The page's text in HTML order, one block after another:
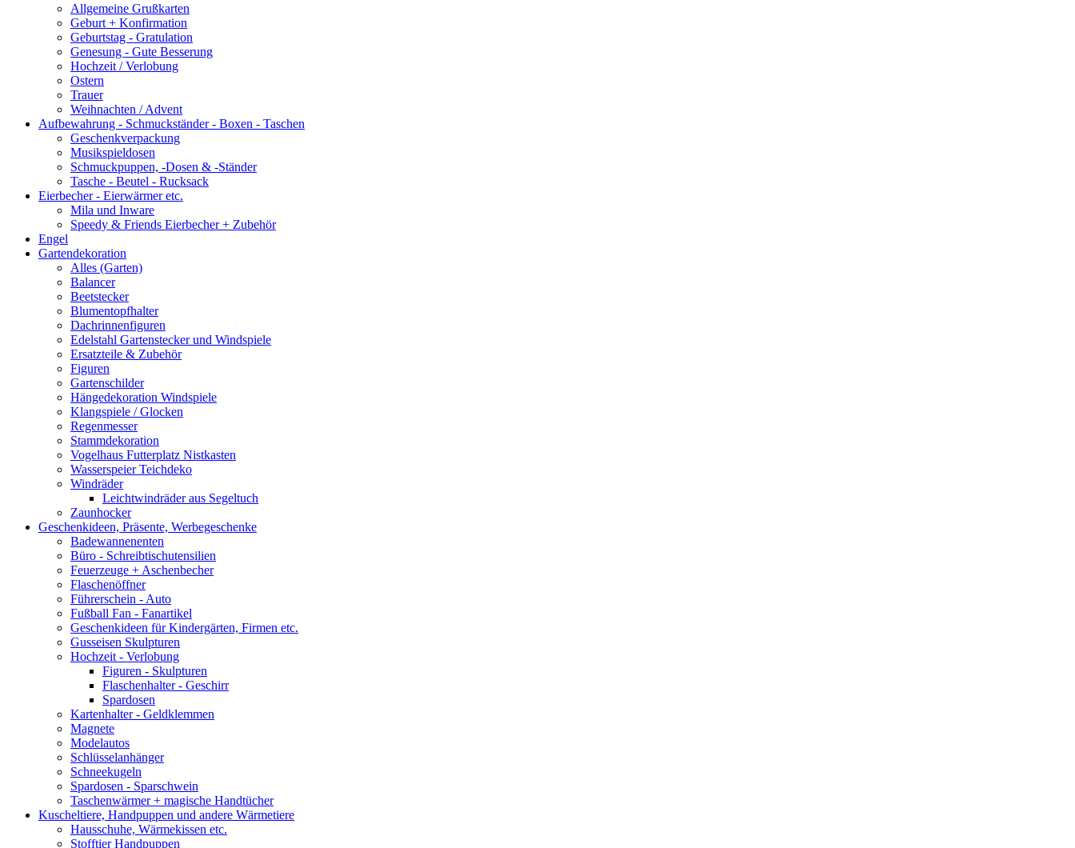
Allgemeine Grußkarten
Geburt + Konfirmation
Geburtstag - Gratulation
Genesung - Gute Besserung
Hochzeit / Verlobung
Ostern
Trauer
Weihnachten / Advent
Aufbewahrung - Schmuckständer - Boxen - Taschen
Geschenkverpackung
Musikspieldosen
Schmuckpuppen, -Dosen & -Ständer
Tasche - Beutel - Rucksack
Eierbecher - Eierwärmer etc.
Mila und Inware
Speedy & Friends Eierbecher + Zubehör
Engel
Gartendekoration
Alles (Garten)
Balancer
Beetstecker
Blumentopfhalter
Dachrinnenfiguren
Edelstahl Gartenstecker und Windspiele
Ersatzteile & Zubehör
Figuren
Gartenschilder
Hängedekoration Windspiele
Klangspiele / Glocken
Regenmesser
Stammdekoration
Vogelhaus Futterplatz Nistkasten
Wasserspeier Teichdeko
Windräder
Leichtwindräder aus Segeltuch
Zaunhocker
Geschenkideen, Präsente, Werbegeschenke
Badewannenenten
Büro - Schreibtischutensilien
Feuerzeuge + Aschenbecher
Flaschenöffner
Führerschein - Auto
Fußball Fan - Fanartikel
Geschenkideen für Kindergärten, Firmen etc.
Gusseisen Skulpturen
Hochzeit - Verlobung
Figuren - Skulpturen
Flaschenhalter - Geschirr
Spardosen
Kartenhalter - Geldklemmen
Magnete
Modelautos
Schlüsselanhänger
Schneekugeln
Spardosen - Sparschwein
Taschenwärmer + magische Handtücher
Kuscheltiere, Handpuppen und andere Wärmetiere
Hausschuhe, Wärmekissen etc.
Stofftier Handpuppen